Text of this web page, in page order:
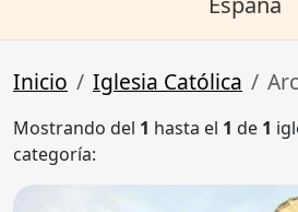
Inicio Iglesia Católica
Mostrando del 1 hasta el 1 de 1
categoría: